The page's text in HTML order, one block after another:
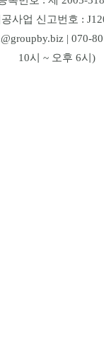
사업 신고번호 :
| 070-
10시 ~ 오후 6시)